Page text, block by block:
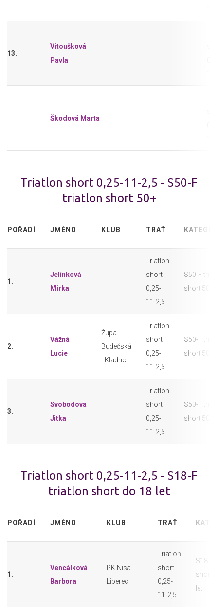
13.
Vitoušková
Pavla
Škodová Marta
Triatlon short 0,25-11-2,5 - S50-F
triatlon short 50+
POŘADÍ JMÉNO KLUB TRAŤ
1.
Jelínková
Mirka
Triatlon
short
0,25-
11-2,5
S50-F
short 50+
2.
Vážná
Lucie
Župa
Budečská
- Kladno
Triatlon
short
0,25-
11-2,5
S50-F
short 50+
3.
Svobodová
Jitka
Triatlon
short
0,25-
11-2,5
S50-F
short 50+
Triatlon short 0,25-11-2,5 - S18-F
triatlon short do 18 let
POŘADÍ JMÉNO KLUB TRAŤ
1.
Vencálková
Barbora
PK Nisa
Liberec
Triatlon
short
0,25-
11-2,5
S18-F
short
let